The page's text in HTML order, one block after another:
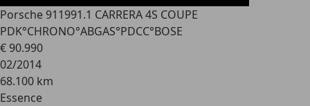
Porsche 911991.1 CARRERA 4S COUPE
PDK°CHRONO°ABGAS°PDCC°BOSE
€ 90.990
02/2014
68.100 km
Essence